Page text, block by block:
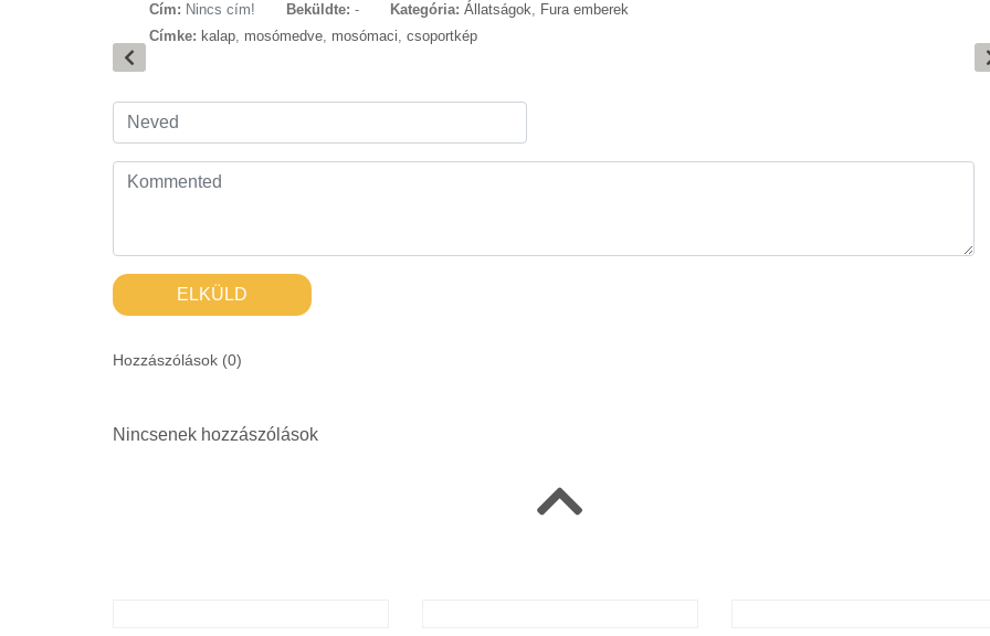
Cím: Nincs cím! Beküldte: - Kategória: Állatságok, Fura emberek
Címke: kalap, mosómedve, mosómaci, csoportkép
ELKÜLD
Hozzászólások (0)
Nincsenek hozzászólások